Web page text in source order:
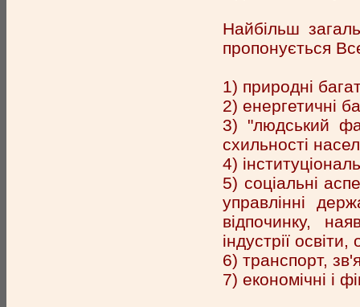
Найбільш
пропонується
1) природні
2) енергетичні
3) "людський
схильності
4)
5) соціальні
управлінні
відпочинку,
індустрії
6) транспорт,
7) економічні і